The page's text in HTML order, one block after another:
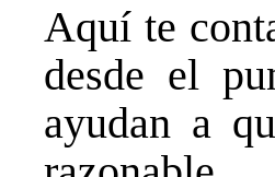
Aquí te
desde el
ayudan a